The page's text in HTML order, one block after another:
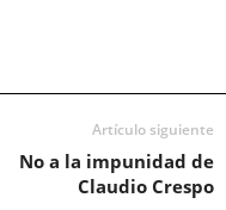
Artículo siguiente
No a la impunidad de
Claudio Crespo